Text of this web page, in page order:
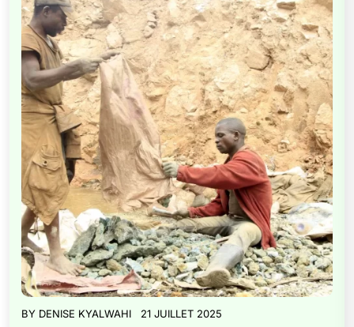
BY DENISE KYALWAHI 21 JUILLET 2025